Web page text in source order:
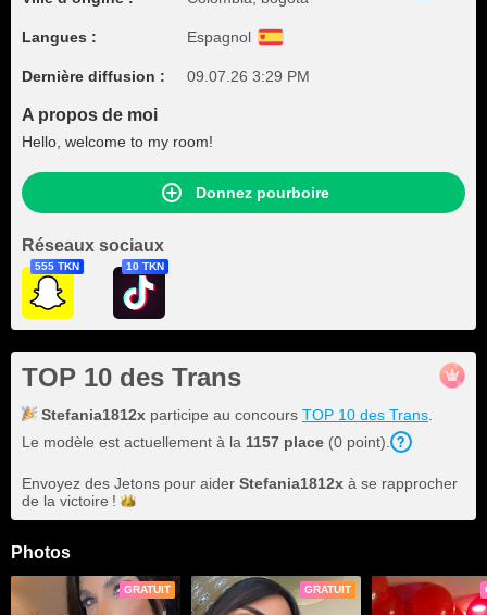
Langues : Espagnol
Dernière diffusion : 09.07.26 3:29 PM
A propos de moi
Hello, welcome to my room!
Donnez pourboire
Réseaux sociaux
555 TKN 10 TKN
TOP 10 des Trans
Stefania1812x participe au concours TOP 10 des Trans
Le modèle est actuellement à la 1157 place (0 point).
Envoyez des Jetons pour aider Stefania1812x à se rapprocher
de la victoire !
Photos
GRATUIT GRATUIT